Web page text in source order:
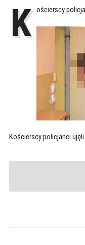
K ościerscy
Kościerscy policjanci